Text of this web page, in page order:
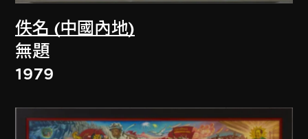
佚名 (中國內地)
無題
1979